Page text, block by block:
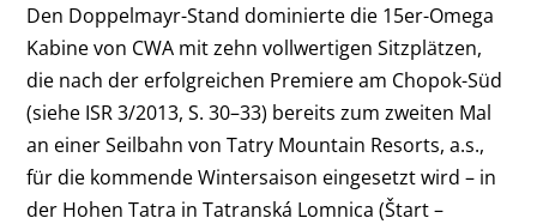
Den Doppelmayr-Stand dominierte die 15er-Omega
Kabine von CWA mit zehn vollwertigen Sitzplätzen,
die nach der erfolgreichen Premiere am Chopok-Süd
(siehe ISR 3/2013, S. 30–33) bereits zum zweiten Mal
an einer Seilbahn von Tatry Mountain Resorts, a.s.,
für die kommende Wintersaison eingesetzt wird – in
der Hohen Tatra in Tatranská Lomnica (Štart –